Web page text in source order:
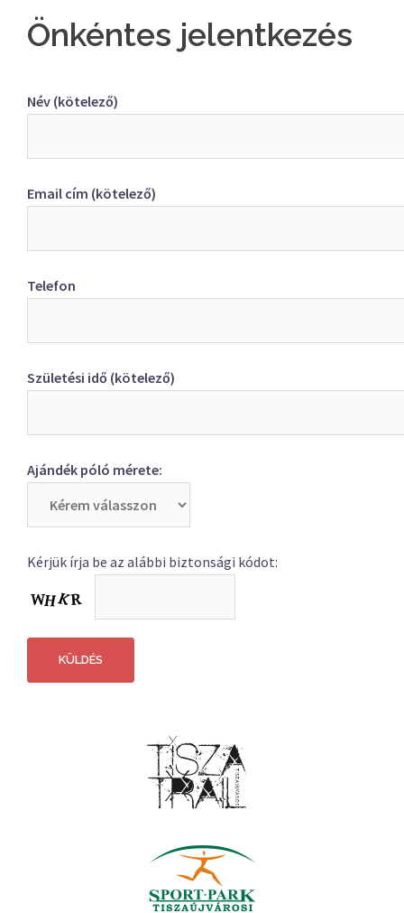
Önkéntes jelentkezés
Név (kötelező)
Email cím (kötelező)
Telefon
Születési idő (kötelező)
Ajándék póló mérete:
Kérjük írja be az alábbi biztonsági kódot: